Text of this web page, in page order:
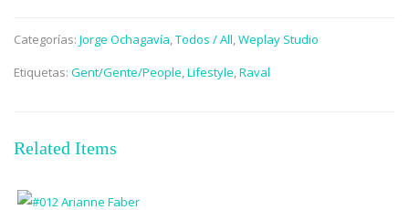
Categorías: Jorge Ochagavía,Todos / All,Weplay Studio
Etiquetas: Gent/Gente/People,Lifestyle,Raval
Related Items